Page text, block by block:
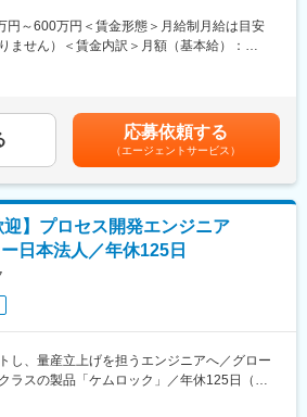
見直し、実際原価との差異分析（数量・単
けの原価・収益性レポート作成と説明
携したコスト削減・生産性改善施策の企画、
定める業務
各種試験の実施
報告書作成（フォーマットあり）
験レベルからスタート可能です。高度な資格
、単なる作業ではなく、自ら試験条件を検討
とで技術力を身につけられる環境です。
、研究開発の背景や目的を理解しながら、最
ことが可能です。
持って業務に携わることが可能です。
取り扱っていますが、その中でもオーブンや
どの開発を担当いただきます。これらは、最
円～600万円＜賃金形態＞月給制月給は目安
ません）＜賃金内訳＞月額（基本給）：
、実際の給与提示は前職・経験を考慮の上、
優遇いたします。賃金はあくまでも目安の金
じて上下する可能性があります。月給(月額)は
記です。
応募依頼する
（エージェントサービス）
】プロセス開発エンジニア
日本法人／年休125日
し、量産立上げを担うエンジニアへ／グロー
ラスの製品「ケムロック」／年休125日（土